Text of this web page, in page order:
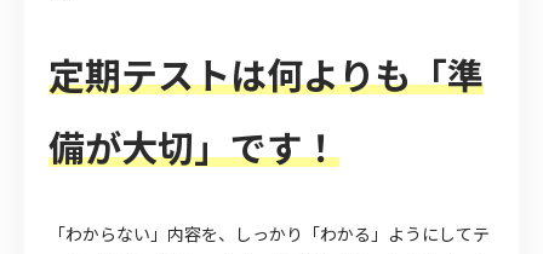
定期テストは何よりも「準
備が大切」です！
「わからない」内容を、しっかり「わかる」ようにしてテ